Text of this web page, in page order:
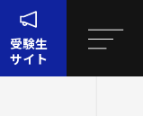
受験生
サイト